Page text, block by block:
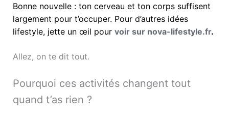
Bonne nouvelle : ton cerveau et ton corps suffisent
largement pour t’occuper. Pour d’autres idées
lifestyle, jette un œil pour voir sur nova-lifestyle.fr.
Allez, on te dit tout.
Pourquoi ces activités changent tout
quand t’as rien ?